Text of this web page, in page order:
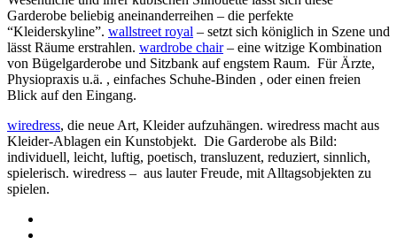
Garderobe beliebig aneinanderreihen – die perfekte
“Kleiderskyline”. wallstreet royal – setzt sich königlich in Szene und
lässt Räume erstrahlen. wardrobe chair– eine witzige Kombination
von Bügelgarderobe und Sitzbank auf engstem Raum. Für Ärzte,
Physiopraxis u.ä. , einfaches Schuhe-Binden , oder einen freien
Blick auf den Eingang.
wiredress, die neue Art, Kleider aufzuhängen. wiredress macht aus
Kleider-Ablagen ein Kunstobjekt. Die Garderobe als Bild:
individuell, leicht, luftig, poetisch, transluzent, reduziert, sinnlich,
spielerisch. wiredress – aus lauter Freude, mit Alltagsobjekten zu
spielen.